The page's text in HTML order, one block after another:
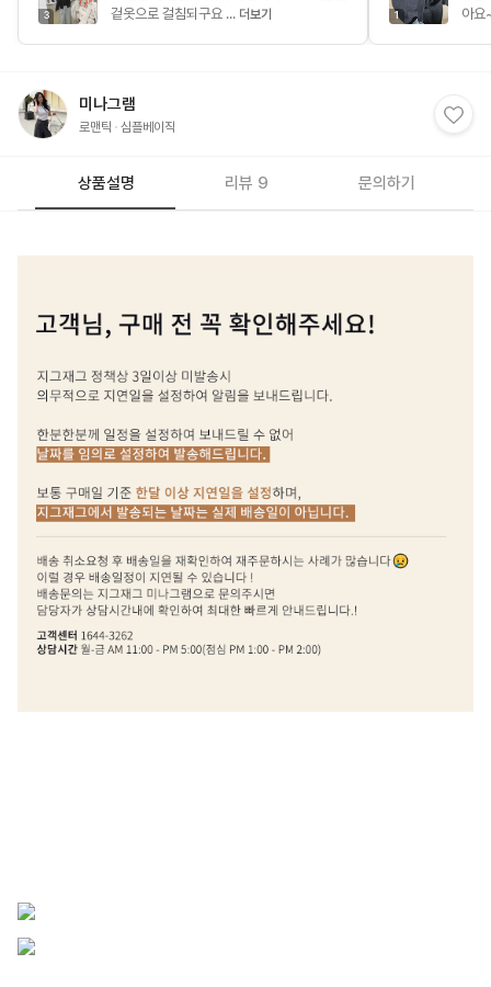
3
겉옷으로 걸침되구요 ... 더보기 1
아요
미나그램
로맨틱 심플베이직
상품설명 리뷰 9 문의하기